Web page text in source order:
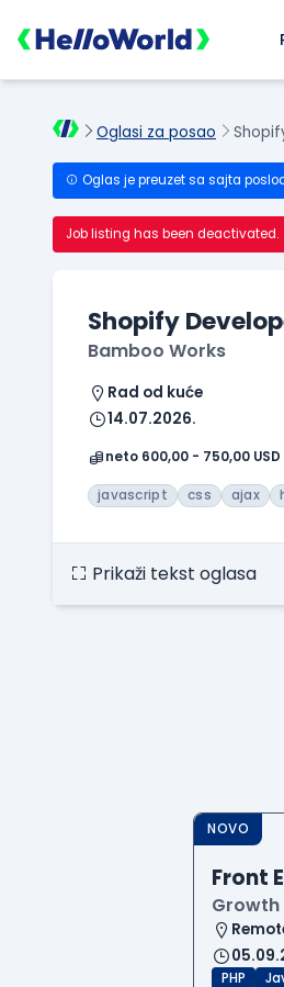
Oglasi za posao
Oglas je preuzet sa sajta
Job listing has been deactivated.
Shopify
Bamboo Works
Rad od kuće
14.07.2026.
neto 600,00 - 750,00
javascript css ajax
Prikaži tekst oglasa
NOVO
Front
Growth
PHP